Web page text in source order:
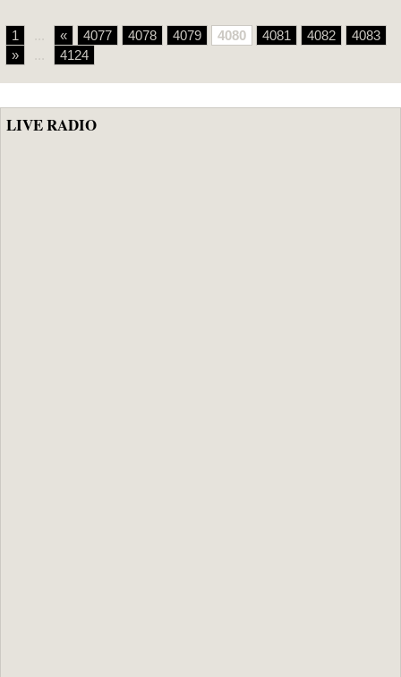
1 « 4077 4078 4079 4080 4081 4082
4083
»
4124
LIVE RADIO